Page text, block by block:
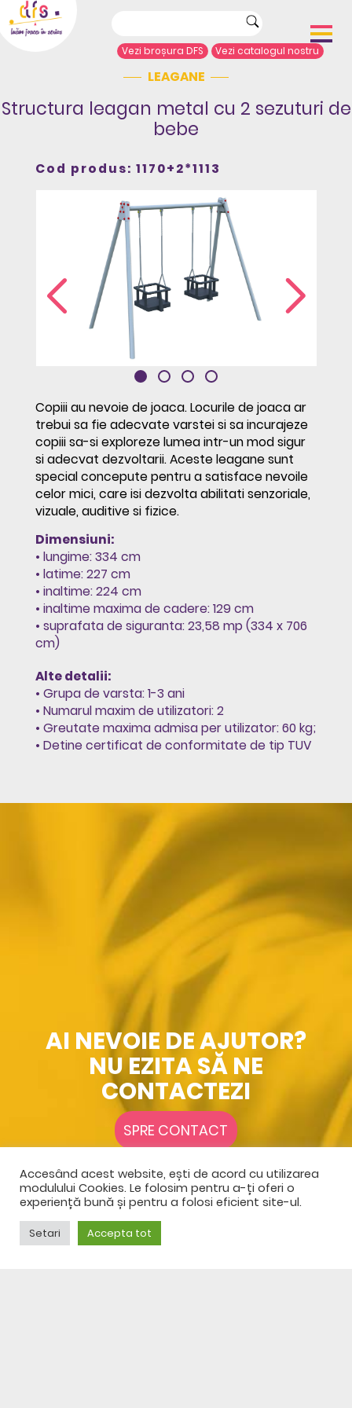
Vezi broșura DFS Vezi catalogul nostru
Despre noi
Complexe de joacă
Sport și agrement
Arhitecți/Proiectanți
LEAGANE
Structura leagan metal cu 2 sezuturi de
bebe
Cod produs: 1170+2*1113
Copiii au nevoie de joaca. Locurile de joaca ar
trebui sa fie adecvate varstei si sa incurajeze
copiii sa-si exploreze lumea intr-un mod sigur
si adecvat dezvoltarii. Aceste leagane sunt
special concepute pentru a satisface nevoile
celor mici, care isi dezvolta abilitati senzoriale,
vizuale, auditive si fizice.
Dimensiuni:
• lungime: 334 cm
• latime: 227 cm
• inaltime: 224 cm
• inaltime maxima de cadere: 129 cm
• suprafata de siguranta: 23,58 mp (334 x 706
cm)
Alte detalii:
• Grupa de varsta: 1-3 ani
• Numarul maxim de utilizatori: 2
• Greutate maxima admisa per utilizator: 60 kg;
• Detine certificat de conformitate de tip TUV
AI NEVOIE DE AJUTOR?
NU EZITA SĂ NE
CONTACTEZI
SPRE CONTACT
Accesând acest website, ești de acord cu utilizarea
modulului Cookies. Le folosim pentru a-ți oferi o
experiență bună și pentru a folosi eficient site-ul.
Setari Accepta tot